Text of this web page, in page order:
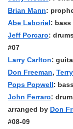
Brian Mann:
Abe Laboriel: bass
Jeff Porcaro: drums
#07
Larry Carlton:
Don Freeman,
Pops Popwell: bass
John Ferraro:
arranged by Don
#08-09